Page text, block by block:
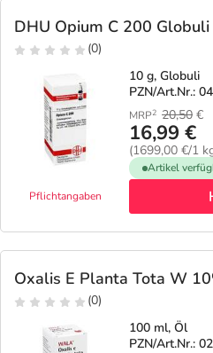
DHU Opium C 200 Globuli
(0)
Pflichtangaben
10 g, Globuli
PZN/Art.Nr.:
MRP2 20,50 €
16,99 €
(1699,00 €/1
Artikel
Oxalis E Planta Tota W
(0)
100 ml, Öl
PZN/Art.Nr.: